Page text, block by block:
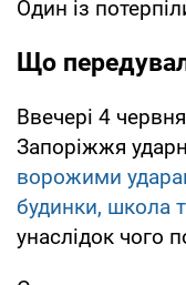
Один із
Що
Ввечері 4
Запоріжжя
ворожими
будинки, школа
унаслідок чого